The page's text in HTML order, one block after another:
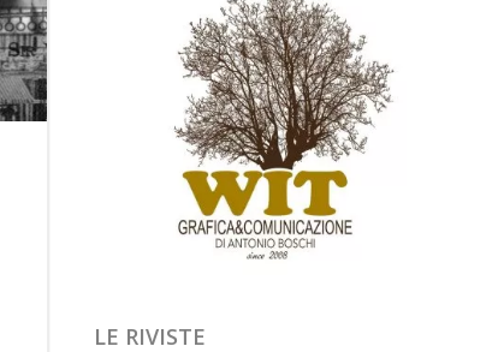
LE RIVISTE